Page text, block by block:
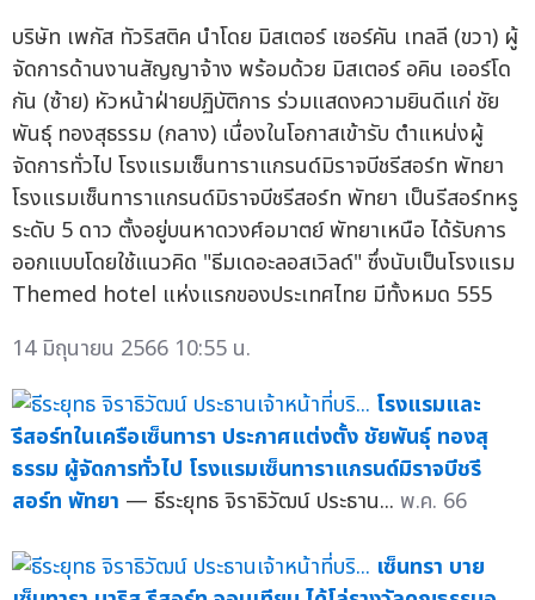
บริษัท เพกัส ทัวริสติค นำโดย มิสเตอร์ เซอร์คัน เทลลี (ขวา) ผู้
จัดการด้านงานสัญญาจ้าง พร้อมด้วย มิสเตอร์ อคิน เออร์โด
กัน (ซ้าย) หัวหน้าฝ่ายปฏิบัติการ ร่วมแสดงความยินดีแก่ ชัย
พันธุ์ ทองสุธรรม (กลาง) เนื่องในโอกาสเข้ารับ ตำแหน่งผู้
จัดการทั่วไป โรงแรมเซ็นทาราแกรนด์มิราจบีชรีสอร์ท พัทยา
โรงแรมเซ็นทาราแกรนด์มิราจบีชรีสอร์ท พัทยา เป็นรีสอร์ทหรู
ระดับ 5 ดาว ตั้งอยู่บนหาดวงศ์อมาตย์ พัทยาเหนือ ได้รับการ
ออกแบบโดยใช้แนวคิด "ธีมเดอะลอสเวิลด์" ซึ่งนับเป็นโรงแรม
Themed hotel แห่งแรกของประเทศไทย มีทั้งหมด 555
14 มิถุนายน 2566 10:55 น.
โรงแรมและ
รีสอร์ทในเครือเซ็นทารา ประกาศแต่งตั้ง ชัยพันธุ์ ทองสุ
ธรรม ผู้จัดการทั่วไป โรงแรมเซ็นทาราแกรนด์มิราจบีชรี
สอร์ท พัทยา — ธีระยุทธ จิราธิวัฒน์ ประธาน... พ.ค. 66
เซ็นทรา บาย